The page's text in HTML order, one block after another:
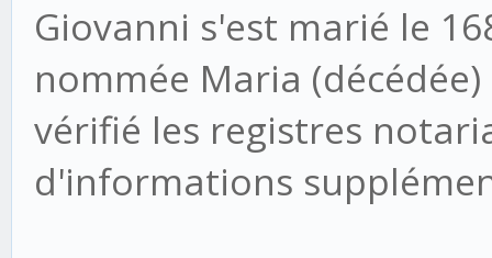
Giovanni s'est marié le
nommée Maria
vérifié les registres
d'informations